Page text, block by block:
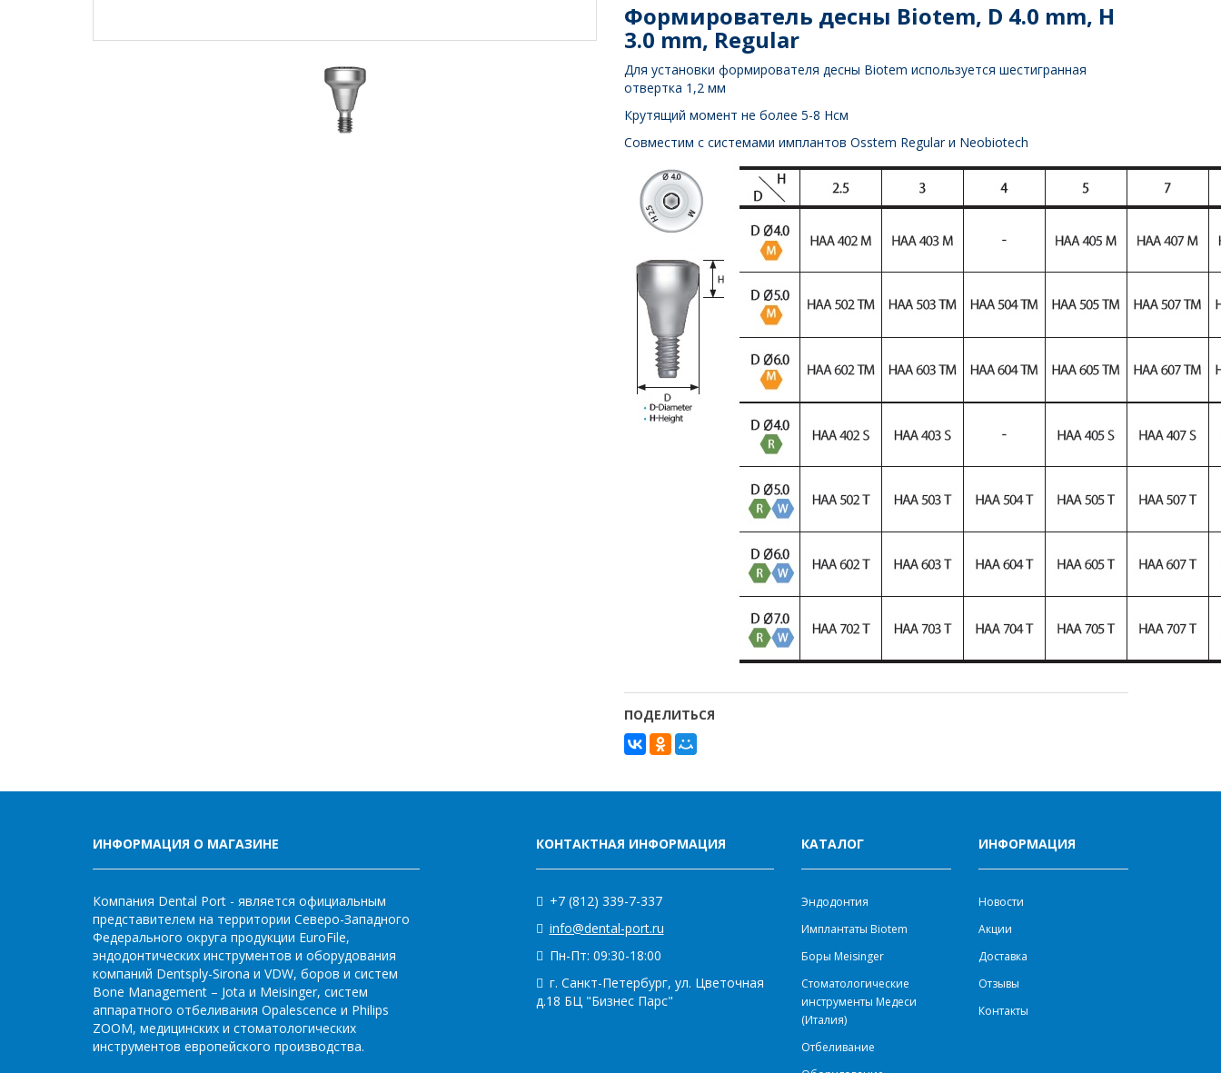
Формирователь десны Biotem, D 4.0 mm, H
3.0 mm, Regular
Для установки формирователя десны Biotem используется шестигранная
отвертка 1,2 мм
Крутящий момент не более 5-8 Нсм
Совместим с системами имплантов Osstem Regular и Neobiotech
ПОДЕЛИТЬСЯ
ИНФОРМАЦИЯ О МАГАЗИНЕ
Компания Dental Port - является официальным
представителем на территории Северо-Западного
Федерального округа продукции EuroFile,
эндодонтических инструментов и оборудования
компаний Dentsply-Sirona и VDW, боров и систем
Bone Management – Jota и Meisinger, систем
аппаратного отбеливания Opalescence и Philips
ZOOM, медицинских и стоматологических
инструментов европейского производства.
КОНТАКТНАЯ ИНФОРМАЦИЯ
+7 (812) 339-7-337
info@dental-port.ru
Пн-Пт: 09:30-18:00
г. Санкт-Петербург, ул. Цветочная
д.18 БЦ "Бизнес Парс"
КАТАЛОГ
Эндодонтия
Имплантаты Biotem
Боры Meisinger
Стоматологические
инструменты Медеси
(Италия)
Отбеливание
ИНФОРМАЦИЯ
Новости
Акции
Доставка
Отзывы
Контакты